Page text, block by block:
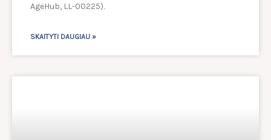
AgeHub, LL-00225).
SKAITYTI DAUGIAU »